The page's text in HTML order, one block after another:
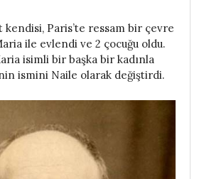
kendisi, Paris’te ressam bir çevre
ile evlendi ve 2 çocuğu oldu.
isimli bir başka bir kadınla
ismini Naile olarak değiştirdi.